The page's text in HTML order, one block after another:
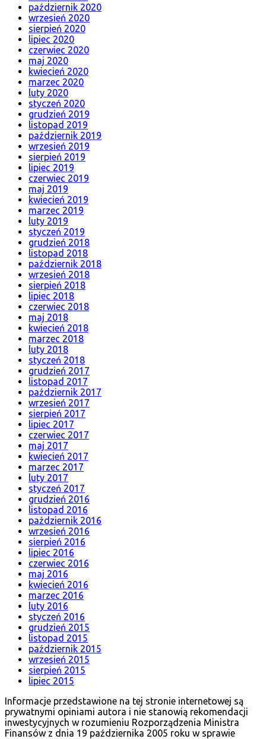
październik 2020
wrzesień 2020
sierpień 2020
lipiec 2020
czerwiec 2020
maj 2020
kwiecień 2020
marzec 2020
luty 2020
styczeń 2020
grudzień 2019
listopad 2019
październik 2019
wrzesień 2019
sierpień 2019
lipiec 2019
czerwiec 2019
maj 2019
kwiecień 2019
marzec 2019
luty 2019
styczeń 2019
grudzień 2018
listopad 2018
październik 2018
wrzesień 2018
sierpień 2018
lipiec 2018
czerwiec 2018
maj 2018
kwiecień 2018
marzec 2018
luty 2018
styczeń 2018
grudzień 2017
listopad 2017
październik 2017
wrzesień 2017
sierpień 2017
lipiec 2017
czerwiec 2017
maj 2017
kwiecień 2017
marzec 2017
luty 2017
styczeń 2017
grudzień 2016
listopad 2016
październik 2016
wrzesień 2016
sierpień 2016
lipiec 2016
czerwiec 2016
maj 2016
kwiecień 2016
marzec 2016
luty 2016
styczeń 2016
grudzień 2015
listopad 2015
październik 2015
wrzesień 2015
sierpień 2015
lipiec 2015
Informacje przedstawione na tej stronie internetowej są
prywatnymi opiniami autora i nie stanowią rekomendacji
inwestycyjnych w rozumieniu Rozporządzenia Ministra
Finansów z dnia 19 października 2005 roku w sprawie